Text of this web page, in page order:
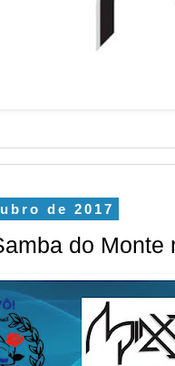
de 2017
do Monte